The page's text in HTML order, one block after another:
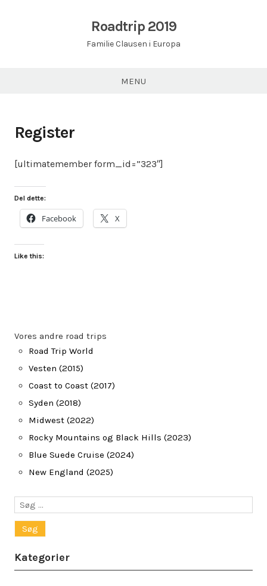
Roadtrip 2019
Familie Clausen i Europa
MENU
Register
[ultimatemember form_id=”323″]
Del dette:
Facebook X
Like this:
Vores andre road trips
Road Trip World
Vesten (2015)
Coast to Coast (2017)
Syden (2018)
Midwest (2022)
Rocky Mountains og Black Hills (2023)
Blue Suede Cruise (2024)
New England (2025)
Søg
Kategorier